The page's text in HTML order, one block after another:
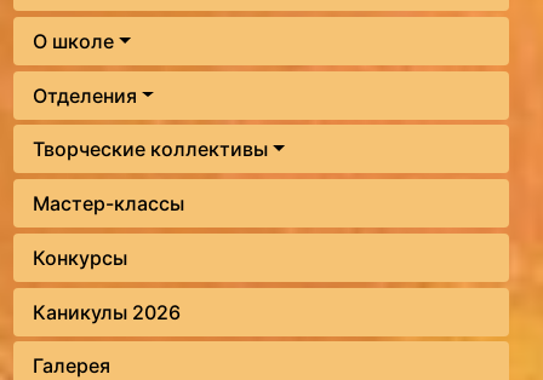
О школе
Отделения
Творческие коллективы
Мастер-классы
Конкурсы
Каникулы 2026
Галерея